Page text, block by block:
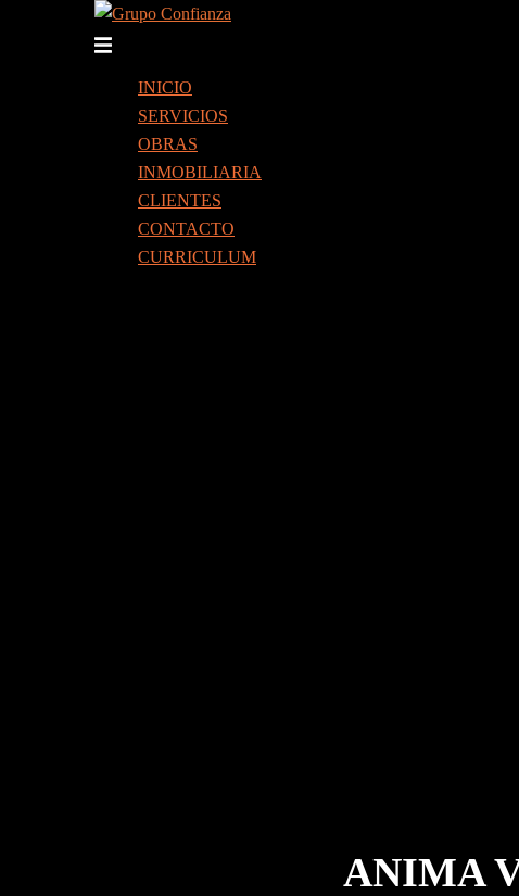
Alternar
INICIO
SERVICIOS
OBRAS
INMOBILIARIA
CLIENTES
CONTACTO
CURRICULUM
ANIMA